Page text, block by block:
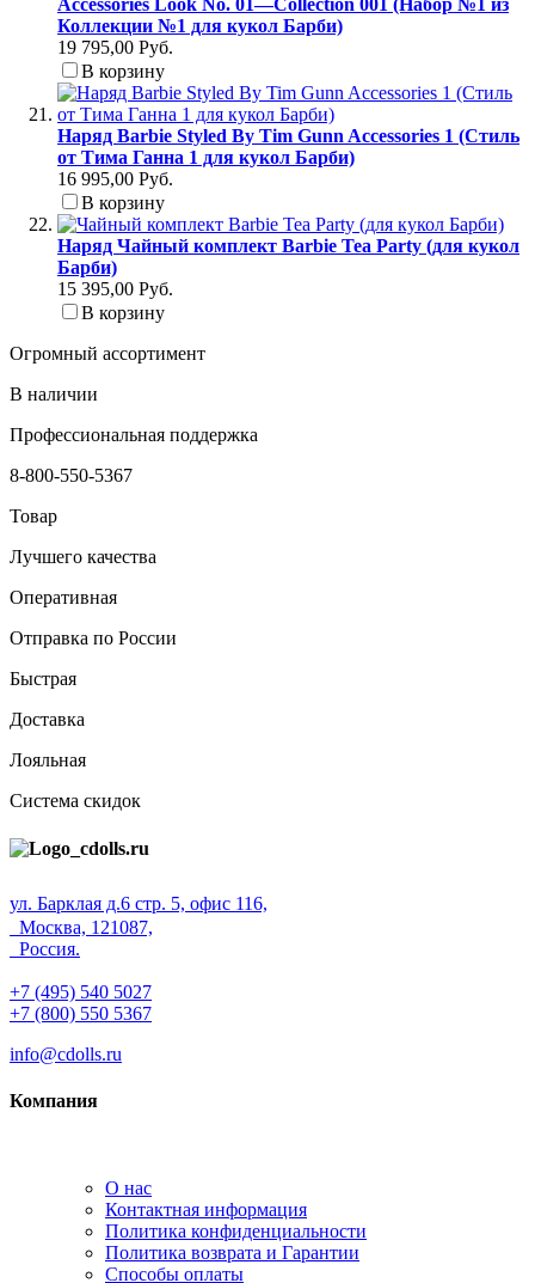
Accessories Look No. 01—Collection 001 (Набор №1 из
Коллекции №1 для кукол Барби)
19 795,00 Руб.
В корзину
Наряд Barbie Styled By Tim Gunn Accessories 1 (Стиль
от Тима Ганна 1 для кукол Барби)
16 995,00 Руб.
В корзину
Наряд Чайный комплект Barbie Tea Party (для кукол
Барби)
15 395,00 Руб.
В корзину
Огромный ассортимент
В наличии
Профессиональная поддержка
8-800-550-5367
Товар
Лучшего качества
Оперативная
Отправка по России
Быстрая
Доставка
Лояльная
Система скидок
ул. Барклая д.6 стр. 5, офис 116,
Москва, 121087,
Россия.
+7 (495) 540 5027
+7 (800) 550 5367
info@cdolls.ru
Компания
О нас
Контактная информация
Политика конфиденциальности
Политика возврата и Гарантии
Способы оплаты